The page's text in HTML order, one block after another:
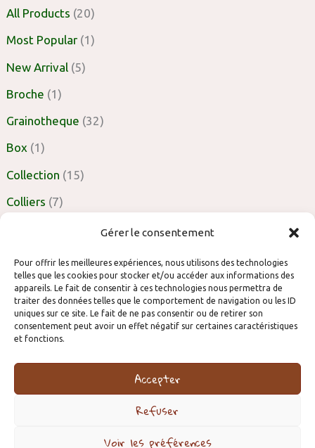
Gérer le consentement
Pour offrir les meilleures expériences, nous utilisons des technologies
telles que les cookies pour stocker et/ou accéder aux informations des
appareils. Le fait de consentir à ces technologies nous permettra de
traiter des données telles que le comportement de navigation ou les ID
uniques sur ce site. Le fait de ne pas consentir ou de retirer son
consentement peut avoir un effet négatif sur certaines caractéristiques
et fonctions.
Accepter
Refuser
Voir les préférences
All Products (20)
Most Popular (1)
New Arrival (5)
Broche (1)
Grainotheque (32)
Box (1)
Collection (15)
Colliers (7)
Conditions générales d’utilisation
Retour & Remboursement
Politique de confidentialité
Contact
Espace Professionnels